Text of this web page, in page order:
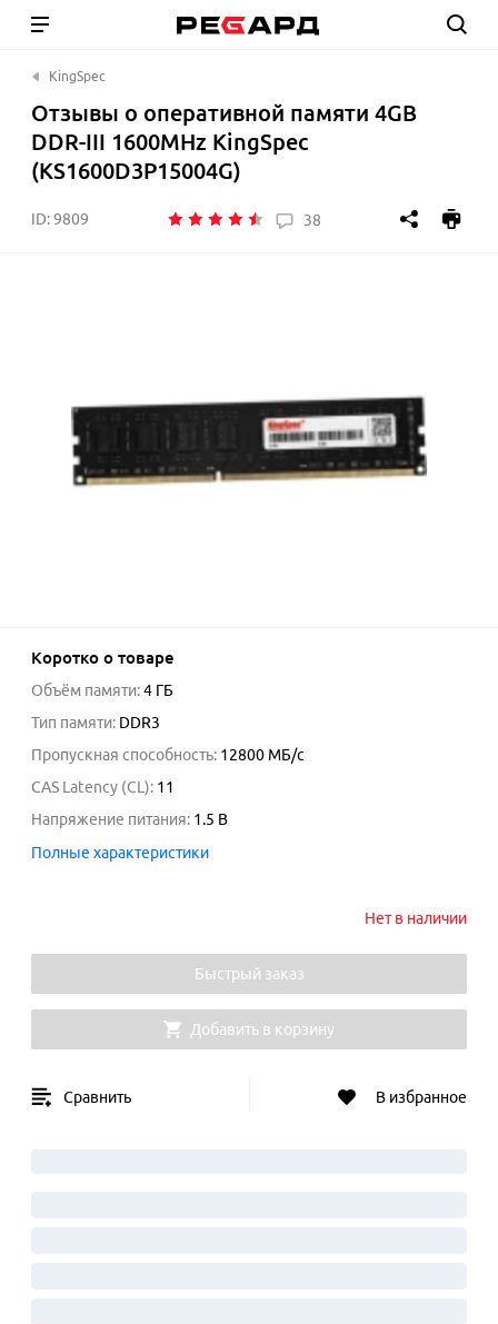
KingSpec
Отзывы о оперативной памяти 4GB
DDR-III 1600MHz KingSpec
(KS1600D3P15004G)
ID:9809 38
Коротко о товаре
Объём памяти:4 ГБ
Тип памяти: DDR3
Пропускная способность: 12800 МБ/с
CAS Latency (CL): 11
Напряжение питания: 1.5 В
Полные характеристики
Нет в наличии
Быстрый заказ
Добавить в корзину
Сравнить В избранное